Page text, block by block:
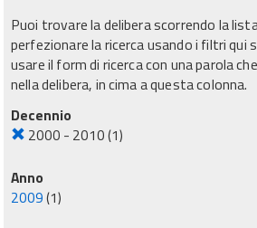
Puoi trovare la delibera scorrendo la
perfezionare la ricerca usando i filtri qui
usare il form di ricerca con una parola
nella delibera, in cima a questa colonna.
Decennio
2000 - 2010(1)
Anno
2009(1)